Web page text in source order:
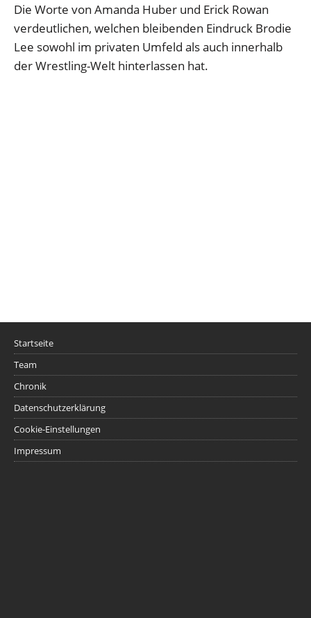
Die Worte von Amanda Huber und Erick Rowan
verdeutlichen, welchen bleibenden Eindruck Brodie
Lee sowohl im privaten Umfeld als auch innerhalb
der Wrestling-Welt hinterlassen hat.
Startseite
Team
Chronik
Datenschutzerklärung
Cookie-Einstellungen
Impressum